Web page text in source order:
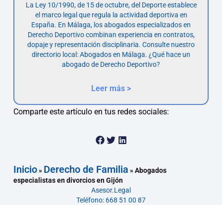
La Ley 10/1990, de 15 de octubre, del Deporte establece
el marco legal que regula la actividad deportiva en
España. En Málaga, los abogados especializados en
Derecho Deportivo combinan experiencia en contratos,
dopaje y representación disciplinaria. Consulte nuestro
directorio local: Abogados en Málaga. ¿Qué hace un
abogado de Derecho Deportivo?
Leer más >
Comparte este artículo en tus redes sociales:
Inicio» Derecho de Familia »Abogados
especialistas en divorcios en Gijón
Asesor.Legal
Teléfono: 668 51 00 87